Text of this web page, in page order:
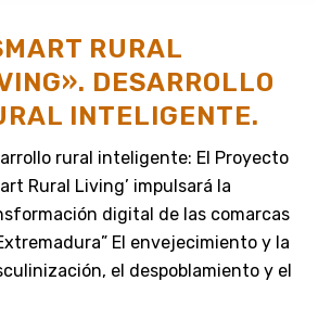
RURAL
DESARROLLO
INTELIGENTE.
rural inteligente: El Proyecto
Rural Living’ impulsará la
digital de las comarcas
El envejecimiento y la
el despoblamiento y el